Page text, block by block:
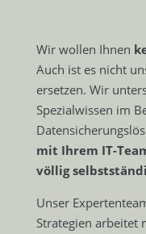
Wir wollen Ihnen
Auch ist es nicht
ersetzen. Wir
Spezialwissen im
mit Ihrem IT-
völlig
Unser
Strategien arbeitet